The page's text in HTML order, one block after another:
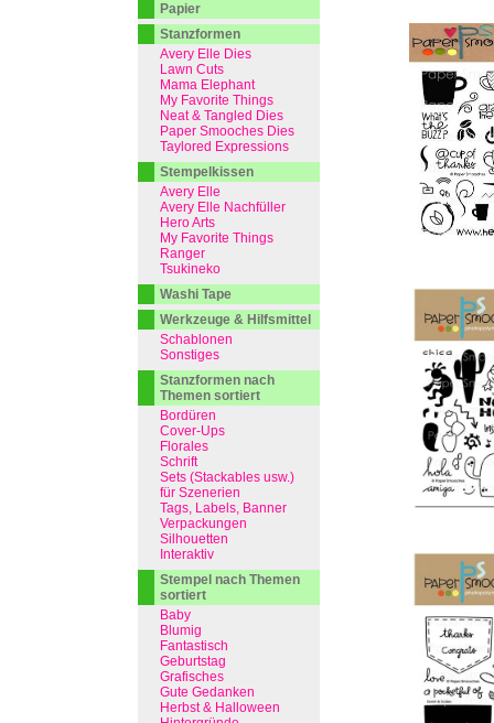
Papier
Stanzformen
Avery Elle Dies
Lawn Cuts
Mama Elephant
My Favorite Things
Neat & Tangled Dies
Paper Smooches Dies
Taylored Expressions
Stempelkissen
Avery Elle
Avery Elle Nachfüller
Hero Arts
My Favorite Things
Ranger
Tsukineko
Washi Tape
Werkzeuge & Hilfsmittel
Schablonen
Sonstiges
Stanzformen nach
Themen sortiert
Bordüren
Cover-Ups
Florales
Schrift
Sets (Stackables usw.)
für Szenerien
Tags, Labels, Banner
Verpackungen
Silhouetten
Interaktiv
Stempel nach Themen
sortiert
Baby
Blumig
Fantastisch
Geburtstag
Grafisches
Gute Gedanken
Herbst & Halloween